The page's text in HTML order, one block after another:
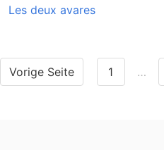
Les deux avares
Vorige Seite 1 …